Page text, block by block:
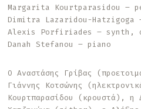
Margarita Kourtparasidou –
Dimitra Lazaridou-
Alexis Porfiriades – synth,
Danah Stefanou – piano
Ο Αναστάσης Γρίβας
Γιάννης Κοτσώνης
Κουρτπαρασίδου (κρουστά), η